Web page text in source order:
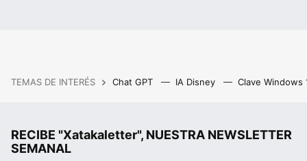
TEMAS DE INTERÉS Chat GPT IA Disney Clave Windows
RECIBE "Xatakaletter", NUESTRA NEWSLETTER
SEMANAL